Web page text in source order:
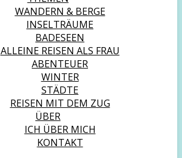
WANDERN & BERGE
INSELTRÄUME
BADESEEN
ALLEINE REISEN ALS FRAU
ABENTEUER
WINTER
STÄDTE
REISEN MIT DEM ZUG
ÜBER
ICH ÜBER MICH
KONTAKT